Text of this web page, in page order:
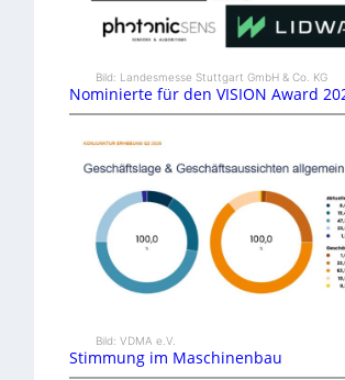
Bild: Landesmesse Stuttgart GmbH & Co. KG
Nominierte für den VISION Award
Bild: VDMA e.V.
Stimmung im Maschinenbau